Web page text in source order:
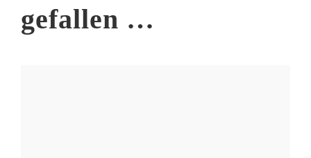
gefallen …